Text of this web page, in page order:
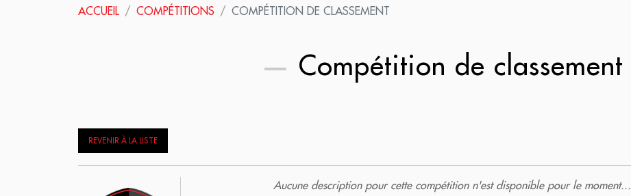
ACCUEIL COMPÉTITIONS COMPÉTITION DE CLASSEMENT
Compétition de classement
REVENIR À LA LISTE
Aucune description pour cette compétition n'est disponible pour le moment...